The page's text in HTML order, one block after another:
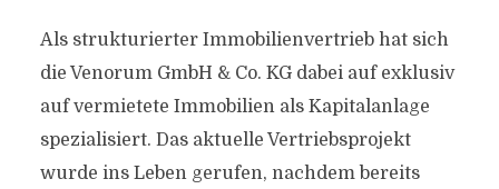
Als strukturierter Immobilienvertrieb hat sich
die Venorum GmbH & Co. KG dabei auf exklusiv
auf vermietete Immobilien als Kapitalanlage
spezialisiert. Das aktuelle Vertriebsprojekt
wurde ins Leben gerufen, nachdem bereits